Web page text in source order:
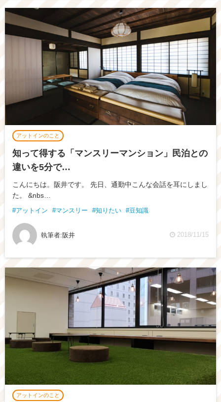
アットインのこと
知って得する「マンスリーマンション」民泊との
違いを5分で…
こんにちは。阪井です。 先日、通勤中こんな会話を耳にしまし
た。 &nbs…
アットイン マンスリー 知りたい 豆知識
執筆者:阪井 2018/11/15
アットインのこと